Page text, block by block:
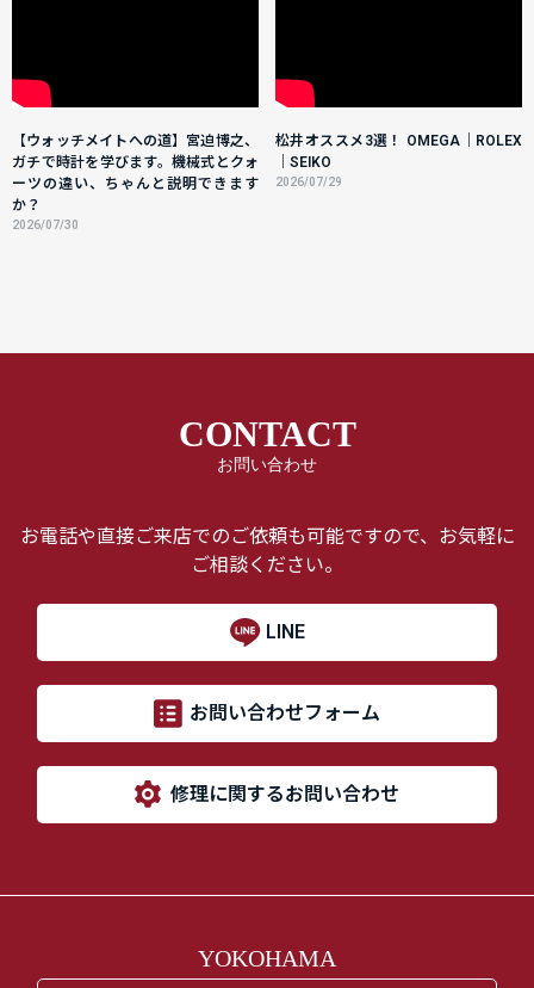
【ウォッチメイトへの道】宮迫博之、
ガチで時計を学びます。機械式とクォ
ーツの違い、ちゃんと説明できます
か？
2026/07/30
松井オススメ3選！ OMEGA｜ROLEX
｜SEIKO
2026/07/29
CONTACT
お問い合わせ
お電話や直接ご来店でのご依頼も可能ですので、お気軽に
ご相談ください。
LINE
お問い合わせフォーム
修理に関するお問い合わせ
YOKOHAMA